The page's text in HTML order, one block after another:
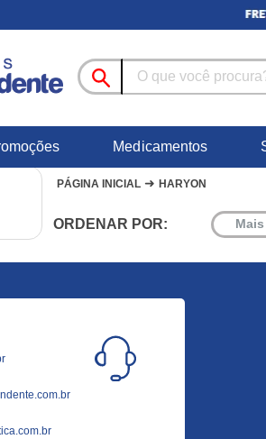
Medicamentos
PÁGINA INICIAL ➜ HARYON
ORDENAR POR: